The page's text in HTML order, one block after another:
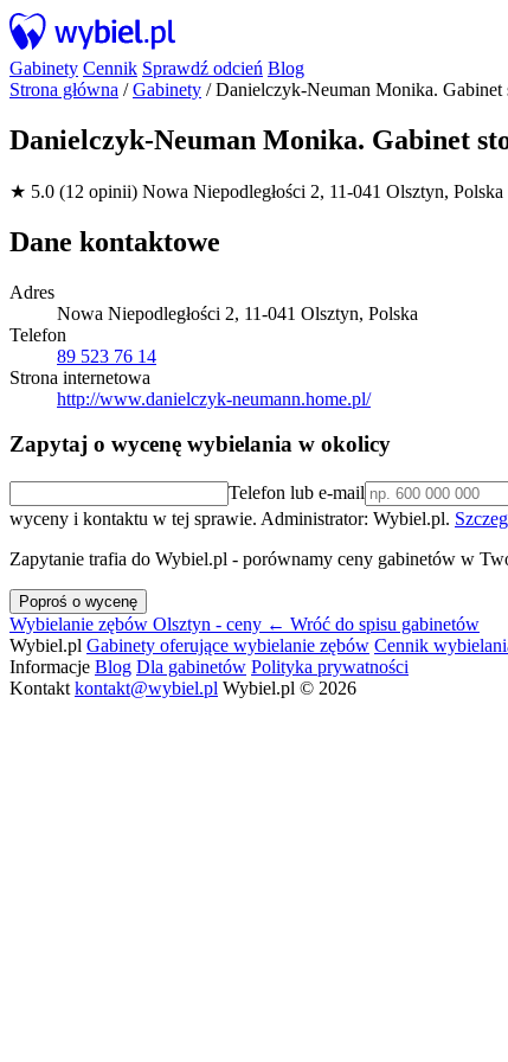
Gabinety Cennik Sprawdź odcień Blog
Strona główna /Gabinety /Danielczyk-Neuman Monika. Gabinet
Danielczyk-Neuman Monika. Gabinet
★ 5.0 (12 opinii) Nowa Niepodległości 2, 11-041 Olsztyn, Polska
Dane kontaktowe
Adres
Nowa Niepodległości 2, 11-041 Olsztyn, Polska
Telefon
89 523 76 14
Strona internetowa
http://www.danielczyk-neumann.home.pl/
Zapytaj o wycenę wybielania w okolicy
Telefon lub e-mail
wyceny i kontaktu w tej sprawie. Administrator: Wybiel.pl.
Zapytanie trafia do Wybiel.pl - porównamy ceny gabinetów w
Poproś o wycenę
Wybielanie zębów Olsztyn - ceny ← Wróć do spisu gabinetów
Wybiel.pl Gabinety oferujące wybielanie zębów Cennik
Informacje Blog Dla gabinetów Polityka prywatności
Kontakt kontakt@wybiel.pl Wybiel.pl © 2026